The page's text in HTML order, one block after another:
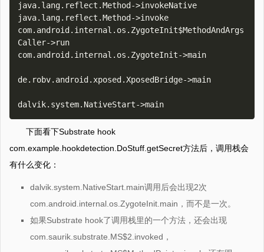
java.lang.reflect.Method->invokeNative
java.lang.reflect.Method->invoke
com.android.internal.os.ZygoteInit$MethodAndArgs
Caller->run
com.android.internal.os.ZygoteInit->main
de.robv.android.xposed.XposedBridge->main
下面看下Substrate hook
com.example.hookdetection.DoStuff.getSecret方法后，调用栈会
有什么变化：
dalvik.system.NativeStart.main调用后会出现2次
com.android.internal.os.ZygoteInit.main，而不是一次。
如果Substrate hook了调用栈里的一个方法，还会出现
com.saurik.substrate.MS$2.invoked，